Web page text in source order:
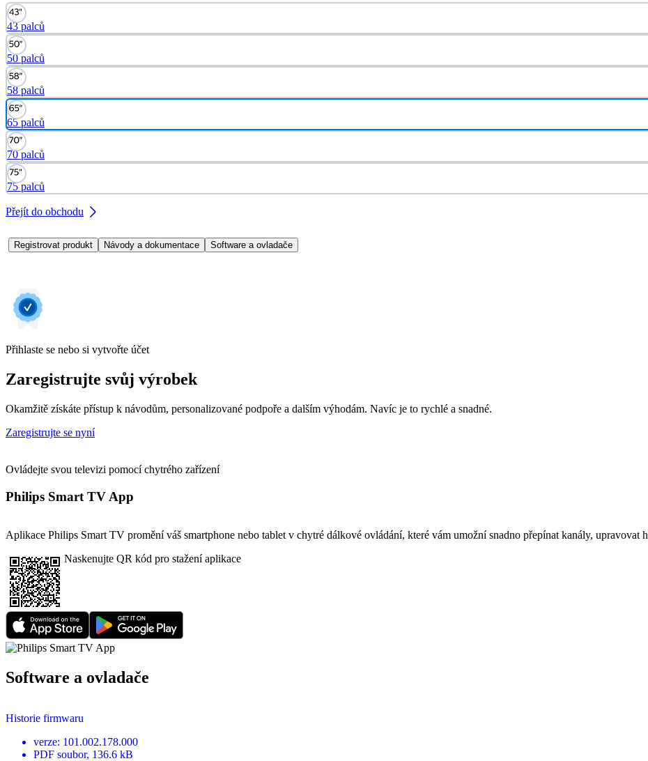
43 palců
50 palců
58 palců
65 palců
70 palců
75 palců
Přejít do obchodu
Registrovat produkt Návody a dokumentace Software a ovladače
Přihlaste se nebo si vytvořte účet
Zaregistrujte svůj výrobek
Okamžitě získáte přístup k návodům, personalizované podpoře a dalším výhodám. Navíc je to rychlé a snadné.
Zaregistrujte se nyní
Ovládejte svou televizi pomocí chytrého zařízení
Philips Smart TV App
Aplikace Philips Smart TV promění váš smartphone nebo tablet v chytré dálkové ovládání, které vám umožní snadno přepínat kanály, upravovat
Naskenujte QR kód pro stažení aplikace
Software a ovladače
Historie firmwaru
verze: 101.002.178.000
PDF soubor, 136.6 kB